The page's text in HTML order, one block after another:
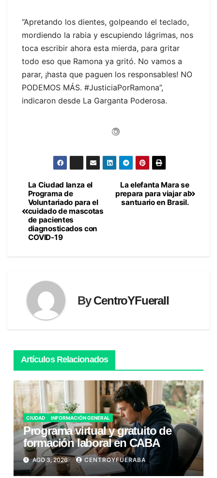
“Apretando los dientes, golpeando el teclado,
mordiendo la rabia y escupiendo lágrimas, nos
toca escribir ahora esta mierda, para gritar
todo eso que Ramona ya gritó. No vamos a
parar, ¡hasta que paguen los responsables! NO
PODEMOS MÁS. #JusticiaPorRamona”,
indicaron desde La Garganta Poderosa.
Navegación
de
entradas
La elefanta Mara se
prepara para viajar al
santuario en Brasil.
La Ciudad lanza el
Programa de
Voluntariado para el
cuidado de mascotas
de pacientes
diagnosticados con
COVID-19
ByCentroYFueraII
Artículos Relacionados
CIUDAD INFORMACIÓN GENERAL
Programa virtual y gratuito de
formación laboral en CABA
AGO 3, 2026 CENTROYFUERABA